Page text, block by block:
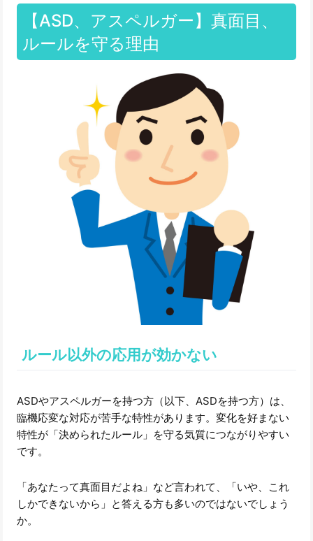
【ASD、アスペルガー】真面目、
ルールを守る理由
ルール以外の応用が効かない
ASDやアスペルガーを持つ方（以下、ASDを持つ方）は、
臨機応変な対応が苦手な特性があります。変化を好まない
特性が「決められたルール」を守る気質につながりやすい
です。
「あなたって真面目だよね」など言われて、「いや、これ
しかできないから」と答える方も多いのではないでしょう
か。